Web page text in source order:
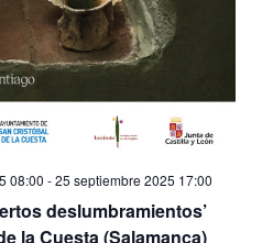
08:00- 25 septiembre 2025 17:00
deslumbramientos’
la Cuesta (Salamanca)